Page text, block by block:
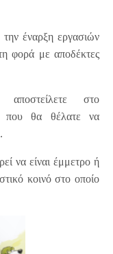
έναρξη εργασιών
φορά με αποδέκτες
στο
που θα θέλατε να
να είναι έμμετρο ή
κοινό στο οποίο